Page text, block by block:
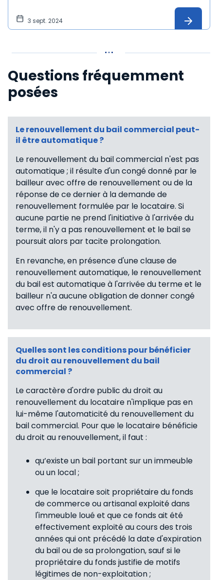
3 sept. 2024
Questions fréquemment
posées
Le renouvellement du bail commercial peut-
il être automatique ?
Le renouvellement du bail commercial n'est pas
automatique ; il résulte d'un congé donné par le
bailleur avec offre de renouvellement ou de la
réponse de ce dernier à la demande de
renouvellement formulée par le locataire. Si
aucune partie ne prend l'initiative à l'arrivée du
terme, il n'y a pas renouvellement et le bail se
poursuit alors par tacite prolongation.
En revanche, en présence d'une clause de
renouvellement automatique, le renouvellement
du bail est automatique à l'arrivée du terme et le
bailleur n'a aucune obligation de donner congé
avec offre de renouvellement.
Quelles sont les conditions pour bénéficier
du droit au renouvellement du bail
commercial ?
Le caractère d'ordre public du droit au
renouvellement du locataire n'implique pas en
lui-même l'automaticité du renouvellement du
bail commercial. Pour que le locataire bénéficie
du droit au renouvellement, il faut :
qu’existe un bail portant sur un immeuble
ou un local ;
que le locataire soit propriétaire du fonds
de commerce ou artisanal exploité dans
l'immeuble loué et que ce fonds ait été
effectivement exploité au cours des trois
années qui ont précédé la date d'expiration
du bail ou de sa prolongation, sauf si le
propriétaire du fonds justifie de motifs
légitimes de non-exploitation ;